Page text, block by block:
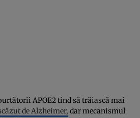
APOE2 tind să trăiască mai
de Alzheimer, dar mecanismul